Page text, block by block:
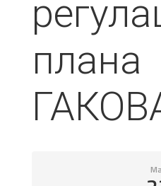
плана